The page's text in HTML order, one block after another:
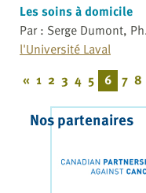
Les soins à domicile
Par : Serge Dumont,
l'Université Laval
« 1 2 3 4 5 6 7 8
Nos partenaires